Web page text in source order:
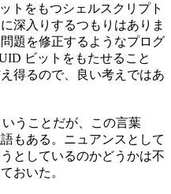
トをもつシェルスクリプト
深入りするつもりはありま
題を修正するようなプログ
ビットをもたせること
得るので、良い考えではあ
うことだが、この言葉
もある。ニュアンスとして
としているのかどうかは不
おいた。